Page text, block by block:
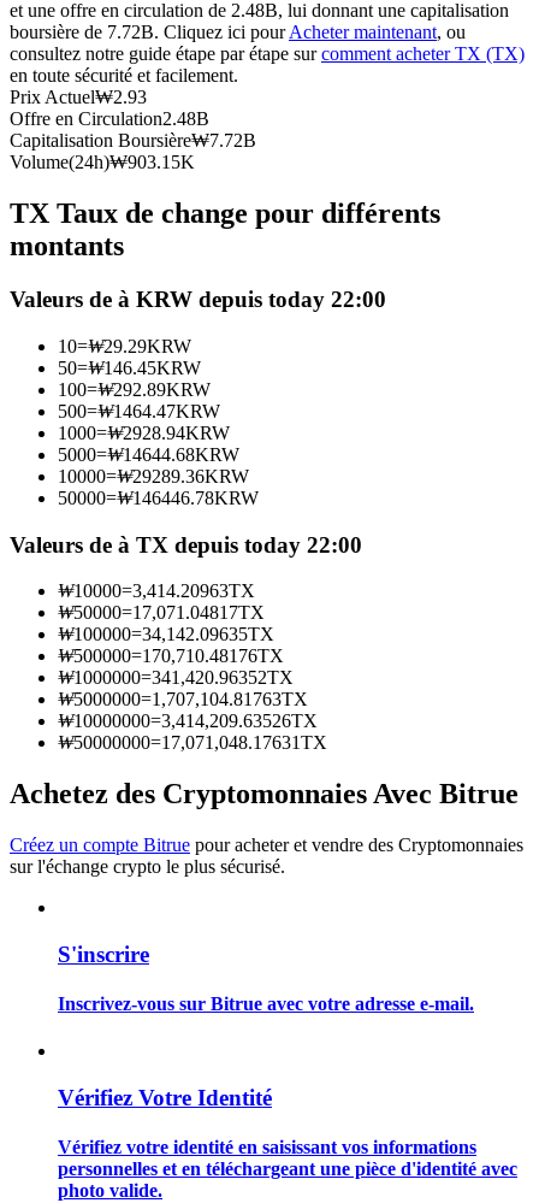
Copie de Trading
Rejoignez les meilleurs traders
Devenez un trader de copie
Profitez du partage des bénéfices et des commissions de copy
Analyse de mégadonnées, y compris des informations
et une offre en circulation de 2.48B, lui donnant une capitalisation
boursière de 7.72B. Cliquez ici pourAcheter maintenant, ou
consultez notre guide étape par étape surcomment acheter TX (TX)
en toute sécurité et facilement.
Prix Actuel₩2.93
Offre en Circulation2.48B
Capitalisation Boursière₩7.72B
Volume(24h)₩903.15K
TX Taux de change pour différents
montants
Valeurs de à KRW depuis today 22:00
10=₩29.29KRW
50=₩146.45KRW
100=₩292.89KRW
500=₩1464.47KRW
1000=₩2928.94KRW
5000=₩14644.68KRW
10000=₩29289.36KRW
50000=₩146446.78KRW
Valeurs de à TX depuis today 22:00
₩10000=3,414.20963TX
₩50000=17,071.04817TX
₩100000=34,142.09635TX
₩500000=170,710.48176TX
₩1000000=341,420.96352TX
₩5000000=1,707,104.81763TX
₩10000000=3,414,209.63526TX
₩50000000=17,071,048.17631TX
Achetez des Cryptomonnaies Avec Bitrue
Créez un compte Bitrue pour acheter et vendre des Cryptomonnaies
sur l'échange crypto le plus sécurisé.
S'inscrire
Inscrivez-vous sur Bitrue avec votre adresse e-mail.
Vérifiez Votre Identité
Vérifiez votre identité en saisissant vos informations
personnelles et en téléchargeant une pièce d'identité avec
photo valide.